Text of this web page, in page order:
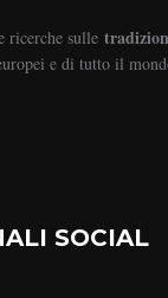
ricerche sulle
e di tutto il
SOCIAL